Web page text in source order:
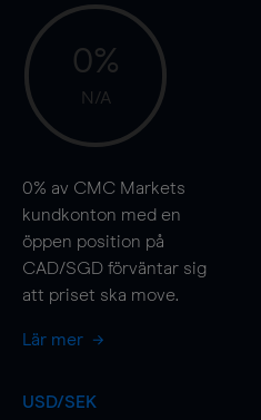
0%
N/A
0% av CMC Markets
kundkonton med en
öppen position på
CAD/SGD förväntar sig
att priset ska move.
Lär mer
USD/SEK